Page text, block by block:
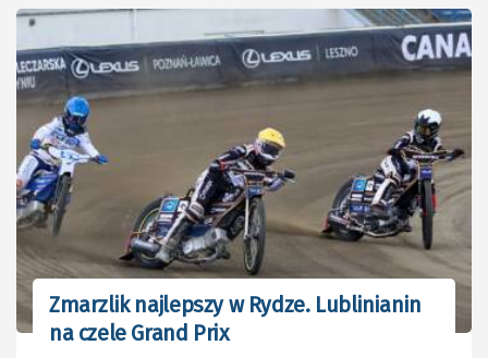
Zmarzlik najlepszy w Rydze. Lublinianin
na czele Grand Prix